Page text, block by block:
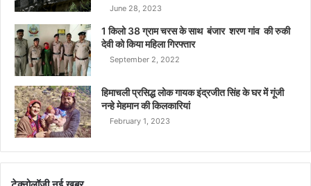
June 28, 2023
1 किलो 38 ग्राम चरस के साथ बंजार शरण गांव की रुकी
देवी को किया महिला गिरफ्तार
September 2, 2022
हिमाचली प्रसिद्ध लोक गायक इंद्रजीत सिंह के घर में गूंजी
नन्हे मेहमान की किलकारियां
February 1, 2023